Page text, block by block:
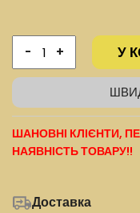
- + У
ШАНОВНІ КЛІЄНТИ,
НАЯВНІСТЬ ТОВАРУ!!
Доставка